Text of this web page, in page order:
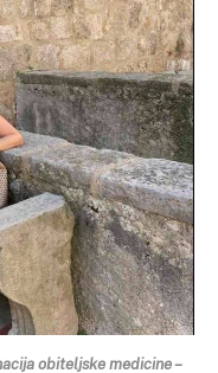
obiteljske medicine –